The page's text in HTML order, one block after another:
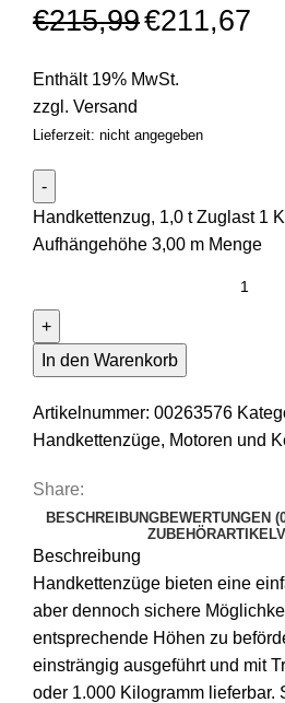
€215,99€211,67
Enthält 19% MwSt.
zzgl. Versand
Lieferzeit: nicht angegeben
Handkettenzug, 1,0 t Zuglast 1
Aufhängehöhe 3,00 m Menge
In den Warenkorb
Artikelnummer: 00263576
Handkettenzüge, Motoren und
Share:
BESCHREIBUNGBEWERTUNGEN
ZUBEHÖR
Beschreibung
Handkettenzüge bieten eine
aber dennoch sichere
entsprechende Höhen zu
einsträngig ausgeführt und mit
oder 1.000 Kilogramm lieferbar.